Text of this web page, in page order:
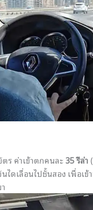
ร ค่าเข้าตกคนละ35 รีล่า
นไดเลื่อนไปชั้นสอง เพื่อเ